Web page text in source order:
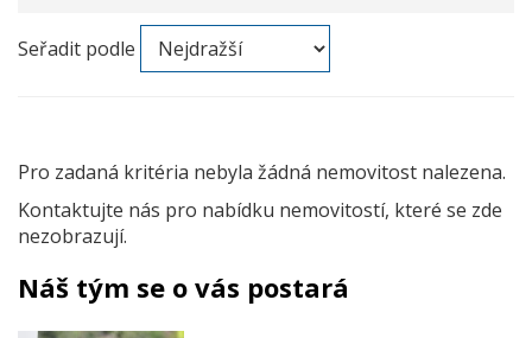
Seřadit podle
Pro zadaná kritéria nebyla žádná nemovitost nalezena.
Kontaktujte nás pro nabídku nemovitostí, které se zde
nezobrazují.
Náš tým se o vás postará